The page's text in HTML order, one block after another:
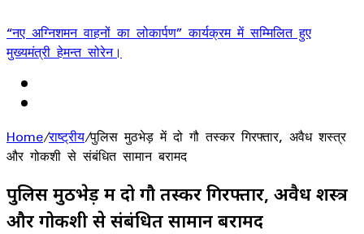
“नए अग्निशमन वाहनों का लोकार्पण” कार्यक्रम में सम्मिलित हुए
मुख्यमंत्री हेमन्त सोरेन।
Home/राष्ट्रीय/पुलिस मुठभेड़ में दो गौ तस्कर गिरफ्तार, अवैध शस्त्र
और गोकशी से संबंधित सामान बरामद
पुलिस मुठभेड़ में दो गौ तस्कर गिरफ्तार, अवैध शस्त्र
और गोकशी से संबंधित सामान बरामद